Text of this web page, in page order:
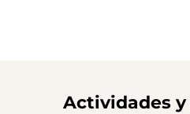
Actividades